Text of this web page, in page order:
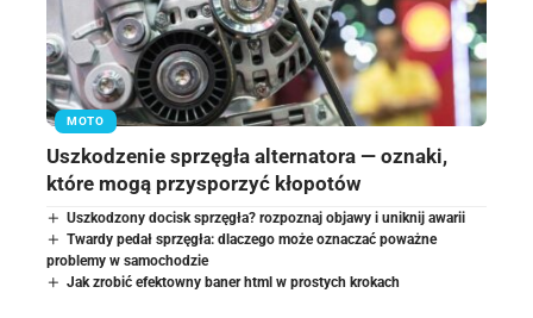
MOTO
Uszkodzenie sprzęgła alternatora — oznaki,
które mogą przysporzyć kłopotów
Uszkodzony docisk sprzęgła? rozpoznaj objawy i uniknij awarii
Twardy pedał sprzęgła: dlaczego może oznaczać poważne
problemy w samochodzie
Jak zrobić efektowny baner html w prostych krokach